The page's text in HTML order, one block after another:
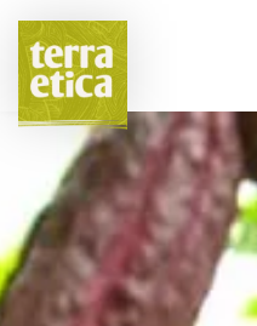
Passer au contenu principal